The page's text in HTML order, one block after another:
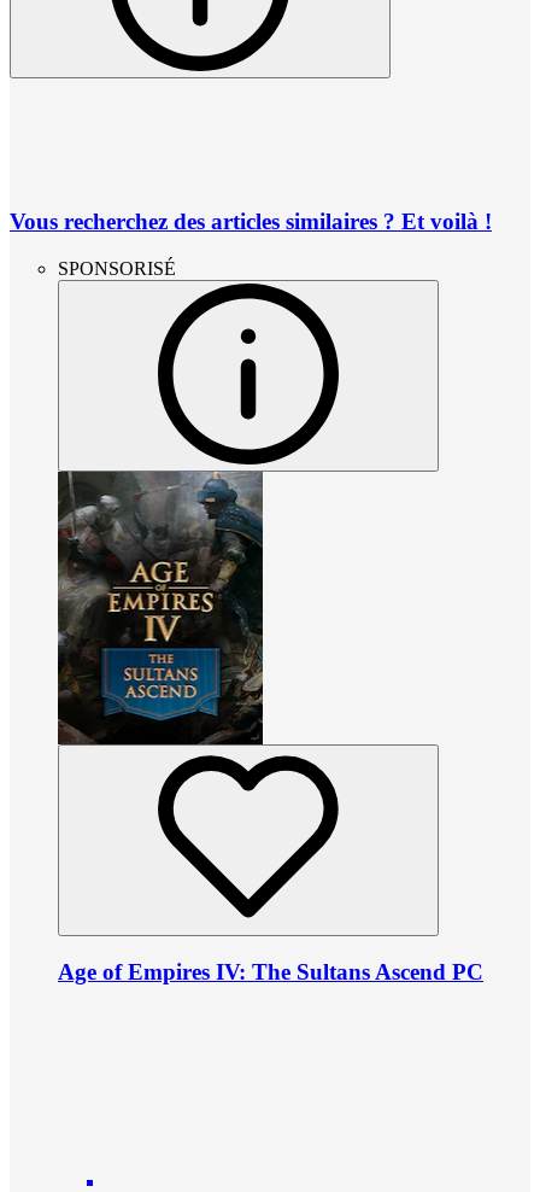
Vous recherchez des articles similaires ? Et voilà !
SPONSORISÉ
Age of Empires IV: The Sultans Ascend PC